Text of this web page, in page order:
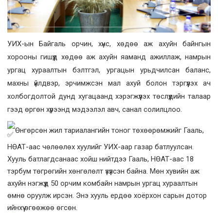
УИХ-ын Байгаль орчин, хүнс, хөдөө аж ахуйн байнгын
хорооны гишүүд хөдөө аж ахуйн яаманд ажиллаж, намрын
ургац хураалтын бэлтгэл, ургацын урьдчилсан баланс,
махны үйлдвэр, эрчимжсэн мал ахуй болон тэргүүлэх ач
холбогдолтой дунд хугацаанд хэрэгжүүлэх төслүүдийн талаар
гээд өргөн хүрээнд мэдээлэл авч, санал солилцлоо.
Өнгөрсөн жил тариалангийн тоног төхөөрөмжийг Гааль,
НӨАТ-аас чөлөөлөх хуулийг УИХ-аар газар батлуулсан.
Хууль батлагдсанаас хойш нийтдээ Гааль, НӨАТ-аас 18
тэрбум төгрөгийн хөнгөлөлт үзүүлсэн байна. Мөн хувийн аж
ахуйн нэгжүүд 50 орчим комбайн намрын ургац хураалтын
өмнө оруулж ирсэн. Энэ хууль ердөө хоёрхон сарын дотор
ийнхүү өгөөжөө өгсөн.